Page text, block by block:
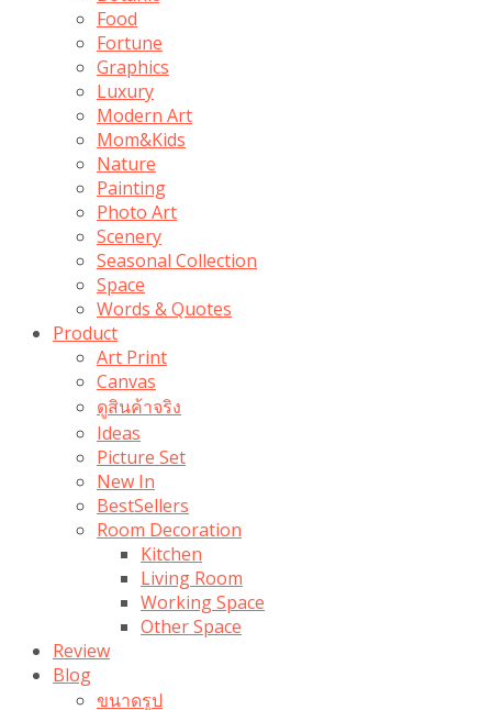
Food
Fortune
Graphics
Luxury
Modern Art
Mom&Kids
Nature
Painting
Photo Art
Scenery
Seasonal Collection
Space
Words & Quotes
Product
Art Print
Canvas
ดูสินค้าจริง
Ideas
Picture Set
New In
BestSellers
Room Decoration
Kitchen
Living Room
Working Space
Other Space
Review
Blog
ขนาดรูป